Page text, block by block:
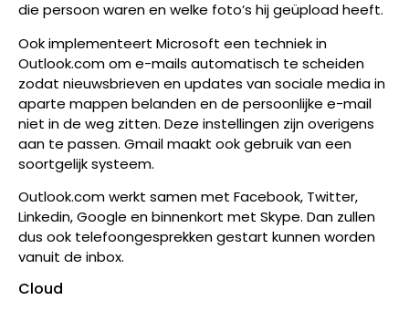
die persoon waren en welke foto’s hij geüpload heeft.
Ook implementeert Microsoft een techniek in
Outlook.com om e-mails automatisch te scheiden
zodat nieuwsbrieven en updates van sociale media in
aparte mappen belanden en de persoonlijke e-mail
niet in de weg zitten. Deze instellingen zijn overigens
aan te passen. Gmail maakt ook gebruik van een
soortgelijk systeem.
Outlook.com werkt samen met Facebook, Twitter,
Linkedin, Google en binnenkort met Skype. Dan zullen
dus ook telefoongesprekken gestart kunnen worden
vanuit de inbox.
Cloud